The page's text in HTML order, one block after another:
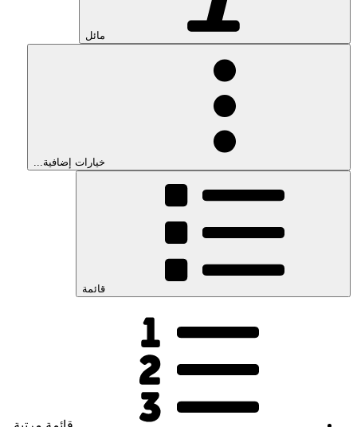
مائل
خيارات إضافية...
قائمة